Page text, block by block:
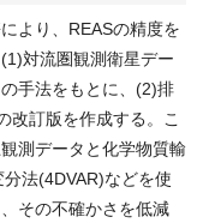
より、REASの精度を
対流圏観測衛星デー
手法をもとに、(2)排
改訂版を作成する。こ
測データと化学物質輸
法(4DVAR)などを使
その不確かさを低減